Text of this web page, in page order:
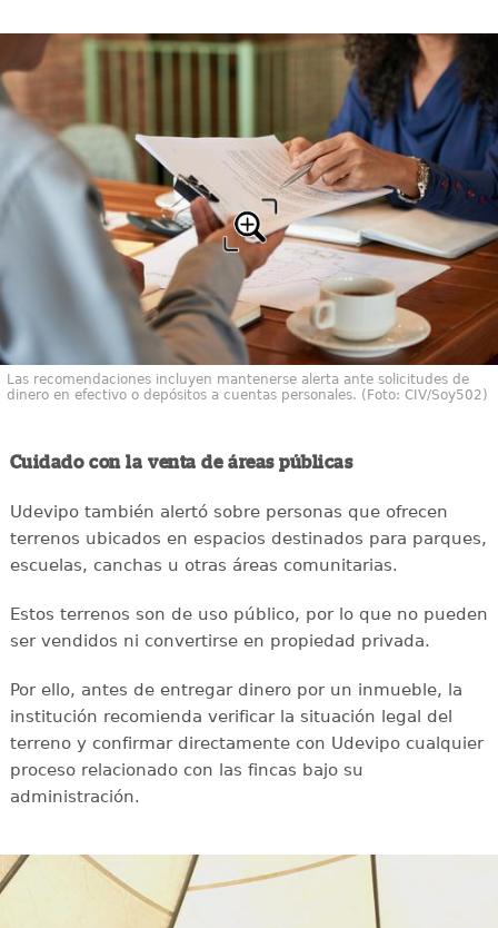
Las recomendaciones incluyen mantenerse alerta ante solicitudes de
dinero en efectivo o depósitos a cuentas personales. (Foto: CIV/Soy502)
Cuidado con la venta de áreas públicas
Udevipo también alertó sobre personas que ofrecen
terrenos ubicados en espacios destinados para parques,
escuelas, canchas u otras áreas comunitarias.
Estos terrenos son de uso público, por lo que no pueden
ser vendidos ni convertirse en propiedad privada.
Por ello, antes de entregar dinero por un inmueble, la
institución recomienda verificar la situación legal del
terreno y confirmar directamente con Udevipo cualquier
proceso relacionado con las fincas bajo su
administración.